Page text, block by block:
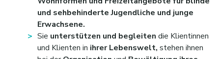
und sehbehinderte Jugendliche und junge
Erwachsene.
Sie unterstützen und begleiten die Klientinnen
und Klienten in ihrer Lebenswelt, stehen ihnen